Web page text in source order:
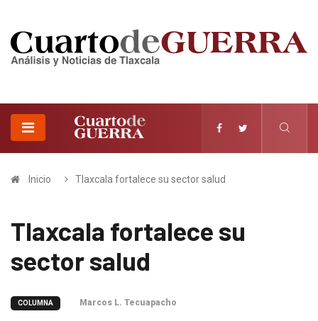
Inicio Tlaxcala fortalece su sector salud
Tlaxcala fortalece su
sector salud
COLUMNA Marcos L. Tecuapacho